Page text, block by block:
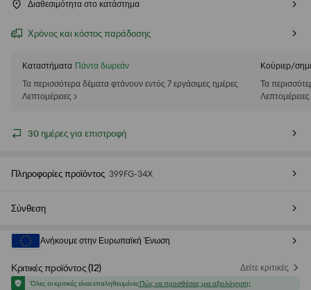
Διαθεσιμότητα στο κατάστημα
Χρόνος και κόστος παράδοσης
Καταστήματα Πάντα δωρεάν
Τα περισσότερα δέματα φτάνουν εντός 7 εργάσιμες ημέρες
Λεπτομέρειες >
Κούριερ/
Τα
Λεπτομέρειες
30 ημέρες για επιστροφή
Πληροφορίες προϊόντος 399FG-34X
Σύνθεση
Ανήκουμε στην Ευρωπαϊκή Ένωση
Κριτικές προϊόντος(12) Δείτε κριτικές
Όλες οι κριτικές είναι επαληθευμένεςΠώς να προσθέσεις μια αξιολόγηση;